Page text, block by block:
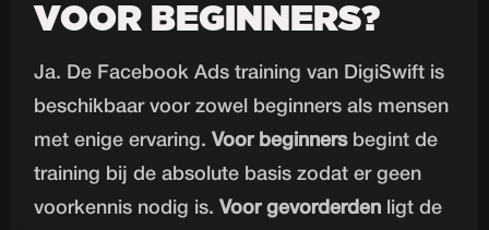
VOOR BEGINNERS?
Ja. De Facebook Ads training van DigiSwift is
beschikbaar voor zowel beginners als mensen
met enige ervaring.Voor beginnersbegint de
training bij de absolute basis zodat er geen
voorkennis nodig is.Voor gevorderden ligt de